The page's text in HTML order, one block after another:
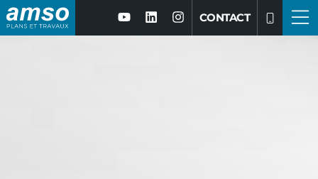
CONTACT